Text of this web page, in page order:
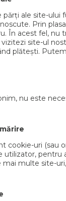
ale site-ului
Prin
În acest fel, nu
site-ul
plătești.
nu este
cookie-uri (sau
utilizator,
multe site-